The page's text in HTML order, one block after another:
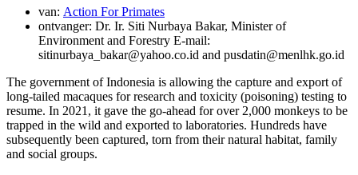
van: Action For Primates
ontvanger: Dr. Ir. Siti Nurbaya Bakar, Minister of
Environment and Forestry E-mail:
sitinurbaya_bakar@yahoo.co.id and pusdatin@menlhk.go.id
The government of Indonesia is allowing the capture and export of
long-tailed macaques for research and toxicity (poisoning) testing to
resume. In 2021, it gave the go-ahead for over 2,000 monkeys to be
trapped in the wild and exported to laboratories. Hundreds have
subsequently been captured, torn from their natural habitat, family
and social groups.